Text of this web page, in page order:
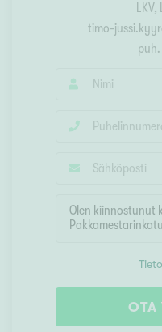
LKV,
timo-
puh.
OTA